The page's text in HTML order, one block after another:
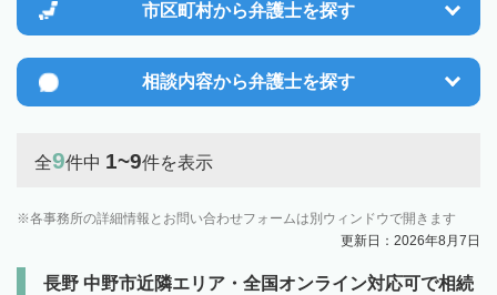
市区町村から弁護士を探す
相談内容から弁護士を探す
全9件中 1~9件を表示
各事務所の詳細情報とお問い合わせフォームは別ウィンドウで開きます
更新日：2026年8月7日
長野 中野市近隣エリア・全国オンライン対応可で相続